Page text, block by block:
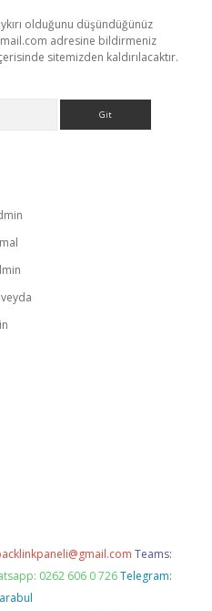
olduğunu düşündüğünüz
adresine bildirmeniz
sitemizden kaldırılacaktır.
Teams:
0262 606 0 726 Telegram: